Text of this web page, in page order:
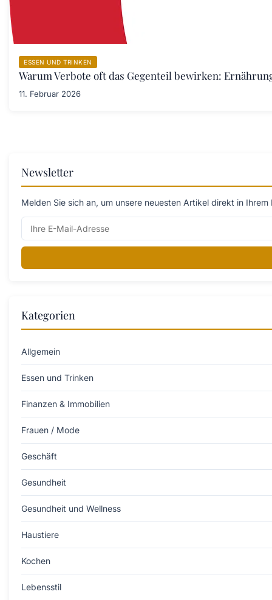
ESSEN UND TRINKEN
Warum Verbote oft das Gegenteil bewirken:
11. Februar 2026
Newsletter
Melden Sie sich an, um unsere neuesten Artikel direkt in
Kategorien
Allgemein
Essen und Trinken
Finanzen & Immobilien
Frauen / Mode
Geschäft
Gesundheit
Gesundheit und Wellness
Haustiere
Kochen
Lebensstil